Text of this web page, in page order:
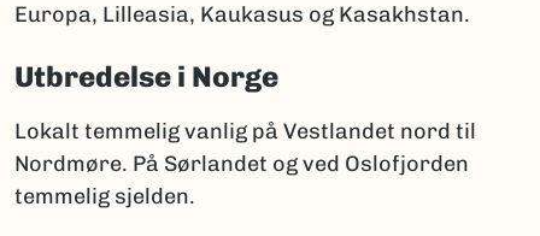
Europa, Lilleasia, Kaukasus og Kasakhstan.
Utbredelse i Norge
Lokalt temmelig vanlig på Vestlandet nord til
Nordmøre. På Sørlandet og ved Oslofjorden
temmelig sjelden.